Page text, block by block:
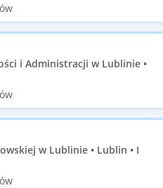
i Administracji w Lublinie •
w Lublinie • Lublin • I